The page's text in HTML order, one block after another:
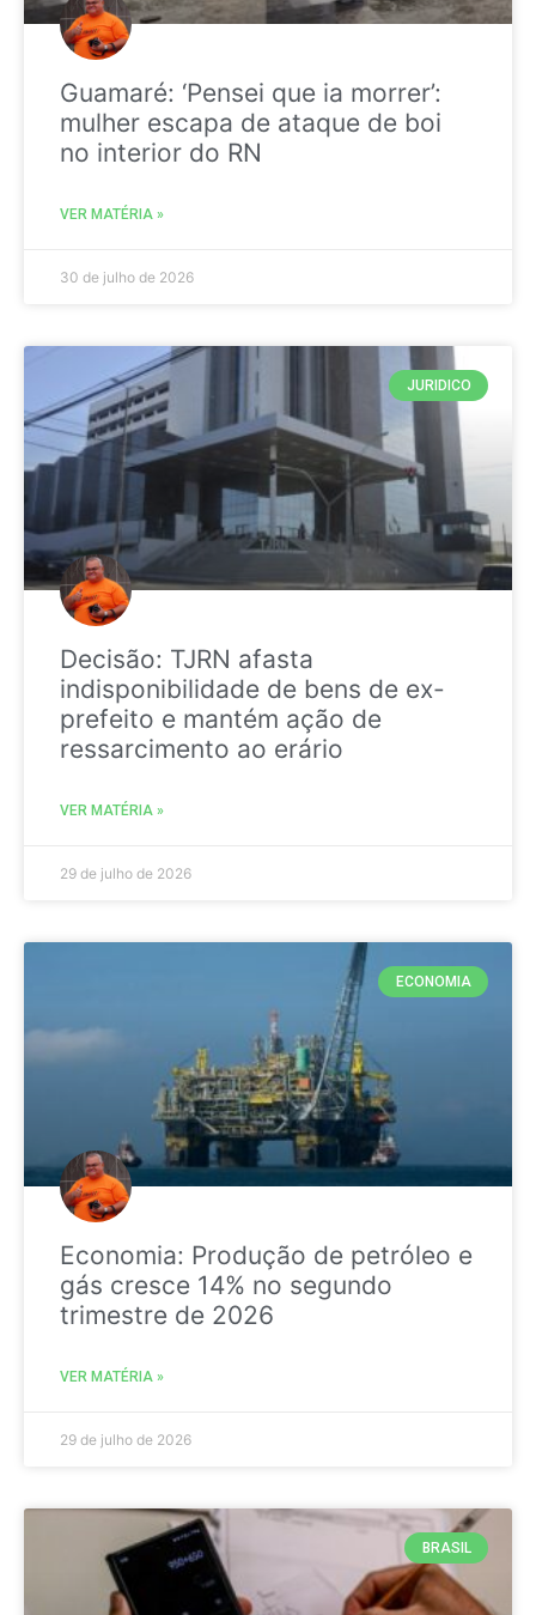
Guamaré: ‘Pensei que ia morrer’:
mulher escapa de ataque de boi
no interior do RN
VER MATÉRIA »
30 de julho de 2026
JURIDICO
Decisão: TJRN afasta
indisponibilidade de bens de ex-
prefeito e mantém ação de
ressarcimento ao erário
VER MATÉRIA »
29 de julho de 2026
ECONOMIA
Economia: Produção de petróleo e
gás cresce 14% no segundo
trimestre de 2026
VER MATÉRIA »
29 de julho de 2026
BRASIL